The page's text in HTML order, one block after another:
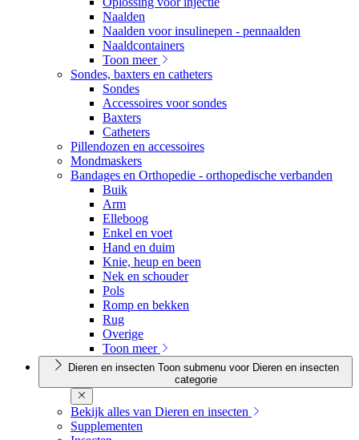
Naalden
Naalden voor insulinepen - pennaalden
Naaldcontainers
Toon meer
Sondes, baxters en catheters
Sondes
Accessoires voor sondes
Baxters
Catheters
Pillendozen en accessoires
Mondmaskers
Bandages en Orthopedie - orthopedische verbanden
Buik
Arm
Elleboog
Enkel en voet
Hand en duim
Knie, heup en been
Nek en schouder
Pols
Romp en bekken
Rug
Overige
Toon meer
Dieren en insecten Toon submenu voor Dieren en insecten
categorie
Bekijk alles van Dieren en insecten
Supplementen